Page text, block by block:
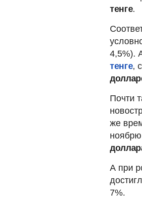
тенге.
4,5%).
тенге,
Почти
же
А при
7%.